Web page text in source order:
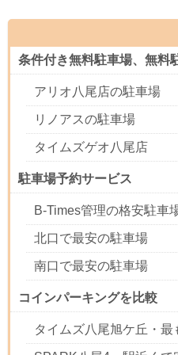
条件付き無料駐車場、無料
アリオ八尾店の駐車場
リノアスの駐車場
タイムズゲオ八尾店
駐車場予約サービス
B-Times管理の格安駐車
北口で最安の駐車場
南口で最安の駐車場
コインパーキングを比較
タイムズ八尾旭ケ丘・